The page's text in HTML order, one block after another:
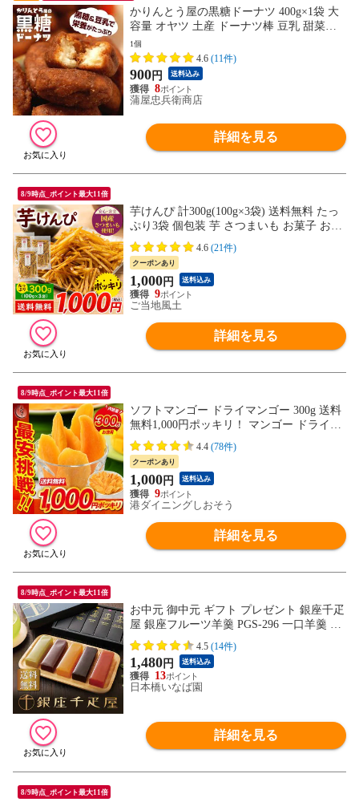
かりんとう屋の黒糖ドーナツ 400g×1袋 大
容量 オヤツ 土産 ドーナツ棒 豆乳 甜菜糖
黒糖 かりんとう メガ盛り もっちり
1個
4.6 (11件)
900円 送料込み
8
蒲屋忠兵衛商店
詳細を見る
8/9時点_ポイント最大11倍
芋けんぴ 計300g(100g×3袋) 送料無料 たっ
ぷり3袋 個包装 芋 さつまいも お菓子 おや
つ ギフト 1000円 ポッキリ《1-5営業以内発
送予定(土日祝除く)》---d2_imokp_s_25_100
0_100gx3---
4.6 (21件)
クーポンあり
1,000円 送料込み
9
ご当地風土
詳細を見る
8/9時点_ポイント最大11倍
ソフトマンゴー ドライマンゴー 300g 送料
無料1,000円ポッキリ！ マンゴー ドライソ
フトマンゴー スライス ドライフルーツ ド
ライソフトマンゴー スライス ドライフル
ーツお一人様2個まで 着色料 香料不使用
ドライソフトマンゴー スライス フルーツ
デザート おやつ
4.4 (78件)
クーポンあり
1,000円 送料込み
9
港ダイニングしおそう
詳細を見る
8/9時点_ポイント最大11倍
お中元 御中元 ギフト プレゼント 銀座千疋
屋 銀座フルーツ羊羹 PGS-296 一口羊羹 メ
ール便 送料無料 スイーツ 和菓子 お菓子
手土産 贈り物 お礼 父 母 新築祝い お祝い
出産内祝い 内祝い 入学内祝い 引き出物 快
気祝い
4.5 (14件)
1,480円 送料込み
13
日本橋いなば園
詳細を見る
8/9時点_ポイント最大11倍